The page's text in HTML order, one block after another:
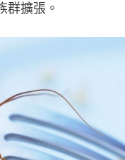
群擴張。